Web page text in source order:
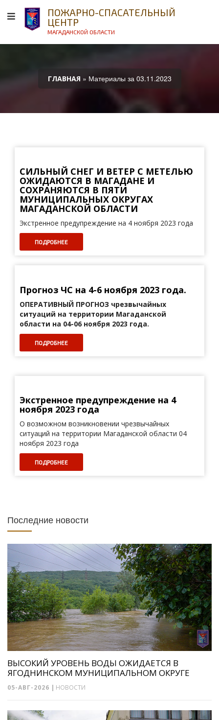
ПОЖАРНО-СПАСАТЕЛЬНЫЙ
ЦЕНТР
МАГАДАНСКОЙ ОБЛАСТИ
ГЛАВНАЯ » Материалы за 03.11.2023
СИЛЬНЫЙ СНЕГ И ВЕТЕР С МЕТЕЛЬЮ
ОЖИДАЮТСЯ В МАГАДАНЕ И
СОХРАНЯЮТСЯ В ПЯТИ
МУНИЦИПАЛЬНЫХ ОКРУГАХ
МАГАДАНСКОЙ ОБЛАСТИ
Экстренное предупреждение на 4 ноября 2023 года
ПОДРОБНЕЕ
Прогноз ЧС на 4-6 ноября 2023 года.
ОПЕРАТИВНЫЙ ПРОГНОЗ чрезвычайных
ситуаций на территории Магаданской
области на 04-06 ноября 2023 года.
ПОДРОБНЕЕ
Экстренное предупреждение на 4
ноября 2023 года
О возможном возникновении чрезвычайных
ситуаций на территории Магаданской области 04
ноября 2023 года
ПОДРОБНЕЕ
Последние новости
ВЫСОКИЙ УРОВЕНЬ ВОДЫ ОЖИДАЕТСЯ В
ЯГОДНИНСКОМ МУНИЦИПАЛЬНОМ ОКРУГЕ
05-АВГ-2026 | НОВОСТИ